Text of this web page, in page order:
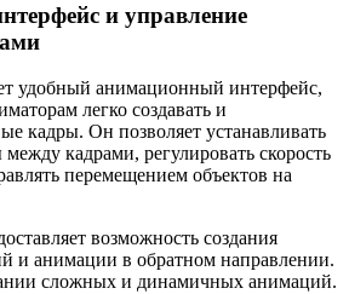
и управление
удобный анимационный интерфейс,
легко создавать и
кадры. Он позволяет устанавливать
кадрами, регулировать скорость
перемещением объектов на
возможность создания
и анимации в обратном направлении.
сложных и динамичных анимаций.